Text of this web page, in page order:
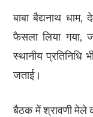
बाबा बैद्यनाथ
फैसला लिया गया,
स्थानीय
जताई।
बैठक में श्रावणी मेले